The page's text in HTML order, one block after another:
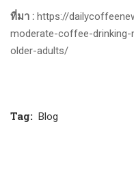
ที่มา : https://
moderate-coffee-
older-adults/
Tag: Blog